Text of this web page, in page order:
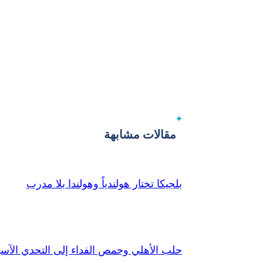
مقالات مشابهة
بلجيكا تختار هولندياً وهولندا بلا مدرب
حلب الأهلي وحمص الفداء إلى التحدي